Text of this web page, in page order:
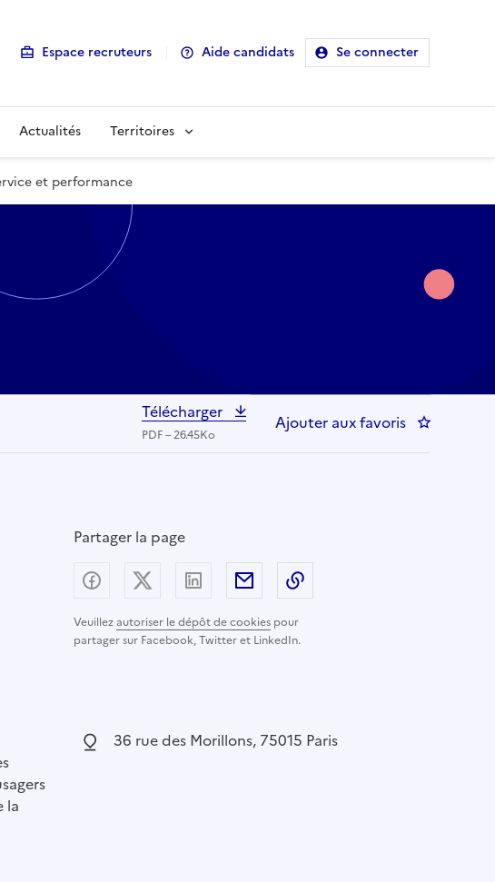
Espace recruteurs Aide candidats Se connecter
Actualités Territoires
et performance
Télécharger
PDF – 26.45Ko
Ajouter aux favoris : DUPA/
Partager la page
Veuillezautoriser le dépôt de cookies pour
partager sur Facebook, Twitter et LinkedIn.
Partager sur Facebook
Partager sur X (anciennement Twitter) -
Partager sur LinkedIn
Partager par email
la
Localisation :
36 rue des Morillons, 75015 Paris